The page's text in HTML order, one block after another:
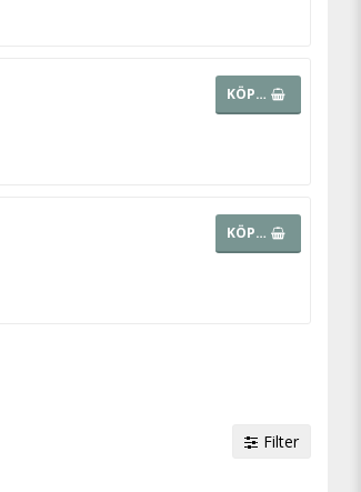
KÖP…
KÖP…
Filter